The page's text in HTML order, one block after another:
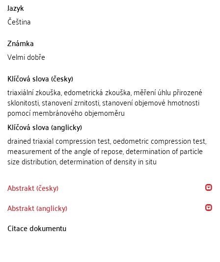
Jazyk
Čeština
Známka
Velmi dobře
Klíčová slova (česky)
triaxiální zkouška, edometrická zkouška, měření úhlu přirozené
sklonitosti, stanovení zrnitosti, stanovení objemové hmotnosti
pomocí membránového objemoměru
Klíčová slova (anglicky)
drained triaxial compression test, oedometric compression test,
measurement of the angle of repose, determination of particle
size distribution, determination of density in situ
Abstrakt (česky)
Abstrakt (anglicky)
Citace dokumentu